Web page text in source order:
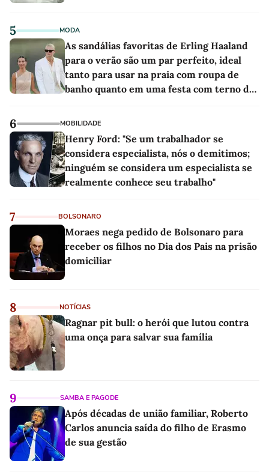
5 MODA
As sandálias favoritas de Erling Haaland
para o verão são um par perfeito, ideal
tanto para usar na praia com roupa de
banho quanto em uma festa com terno de
6 MOBILIDADE
Henry Ford: "Se um trabalhador se
considera especialista, nós o demitimos;
ninguém se considera um especialista se
realmente conhece seu trabalho"
7 BOLSONARO
Moraes nega pedido de Bolsonaro para
receber os filhos no Dia dos Pais na prisão
domiciliar
8 NOTÍCIAS
Ragnar pit bull: o herói que lutou contra
uma onça para salvar sua família
9 SAMBA E PAGODE
Após décadas de união familiar, Roberto
Carlos anuncia saída do filho de Erasmo
de sua gestão